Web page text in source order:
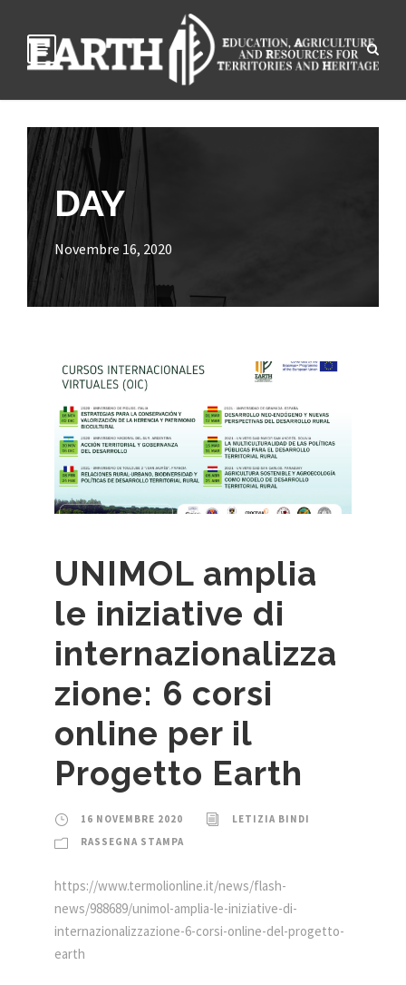
DAY
Novembre 16, 2020
UNIMOL amplia
le iniziative di
internazionalizza
zione: 6 corsi
online per il
Progetto Earth
16 NOVEMBRE 2020
LETIZIA BINDI
RASSEGNA STAMPA
https://www.termolionline.it/news/flash-
news/988689/unimol-amplia-le-iniziative-di-
internazionalizzazione-6-corsi-online-del-progetto-
earth